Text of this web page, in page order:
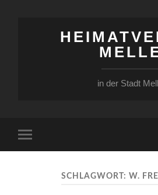
in der Stadt
Menü
SCHLAGWORT:W.